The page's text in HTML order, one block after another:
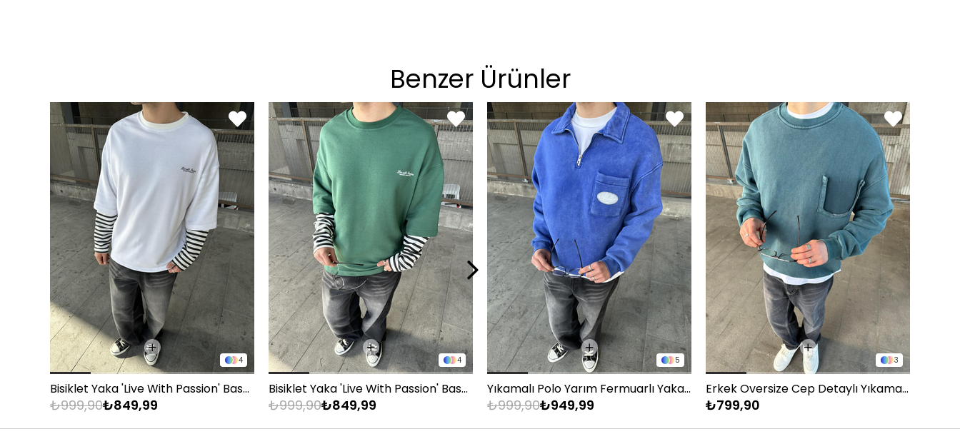
Pantolon
KİLO BEDEN
60 - 65 kg
72 - 77 kg
78 - 82 kg
33
34
36
Benzer Ürünler
4
Bisiklet Yaka 'Live With Passion' Baskılı Sweatshirt Beyaz
₺849,99
₺999,90
4
Bisiklet Yaka 'Live With Passion' Baskılı Sweatshirt Yeşil
₺849,99
₺999,90
5
Yıkamalı Polo Yarım Fermuarlı Yaka Oversize Sweatshirt Mavi
₺949,99
₺999,90
3
Erkek Oversize Cep Detaylı Yıkamalı Sweatshirt Soluk Mavi
₺799,90